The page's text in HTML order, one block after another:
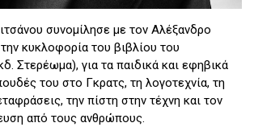
συνομίλησε με τον Αλέξανδρο
κυκλοφορία του βιβλίου του
Στερέωμα), για τα παιδικά και εφηβικά
του στο Γκρατς, τη λογοτεχνία, τη
την πίστη στην τέχνη και τον
από τους ανθρώπους.